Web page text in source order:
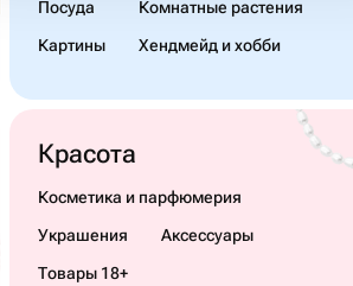
Посуда
Картины
Комнатные растения
Хендмейд и хобби
Красота
Косметика и парфюмерия
Украшения
Товары 18+
Аксессуары